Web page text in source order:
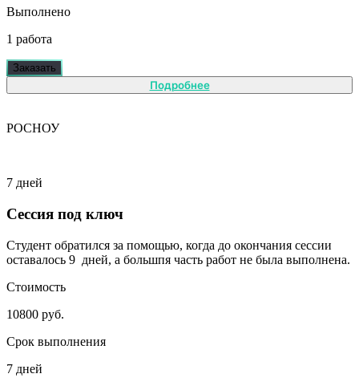
Выполнено
1 работа
Заказать
Подробнее
РОСНОУ
7 дней
Сессия под ключ
Студент обратился за помощью, когда до окончания сессии
оставалось 9 дней, а большпя часть работ не была выполнена.
Стоимость
10800 руб.
Срок выполнения
7 дней